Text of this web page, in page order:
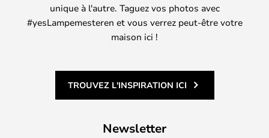
unique à l'autre. Taguez vos photos avec
#yesLampemesteren et vous verrez peut-être votre
maison ici !
TROUVEZ L'INSPIRATION ICI
Newsletter